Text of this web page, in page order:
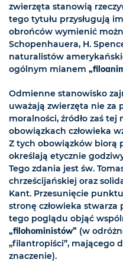
zwierzęta stanowią
tego tytułu przysługują
obrońców wymienić
Schopenhauera, H.
naturalistów
ogólnym mianem
Odmienne stanowisko
uważają zwierzęta nie za
moralności, źródło zaś
obowiązkach człowieka
Z tych obowiązków biorą
określają etycznie
Tego zdania jest św.
chrześcijańskiej oraz
Kant. Przesunięcie
stronę człowieka
tego poglądu objąć
„filohoministów” (w
„filantropiści”, mającego
znaczenie).